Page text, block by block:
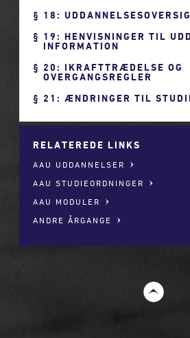
18:
19: HENVISNINGER TIL
INFORMATION
20: IKRAFTTRÆDELSE OG
OVERGANGSREGLER
21: ÆNDRINGER TIL
RELATEREDE LINKS
AAU UDDANNELSER
AAU STUDIEORDNINGER
AAU MODULER
ANDRE ÅRGANGE
t